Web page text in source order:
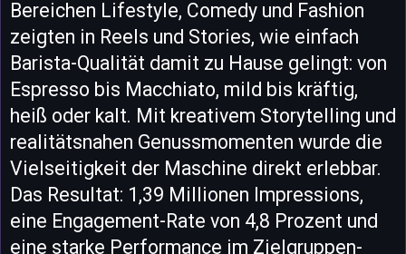
Bereichen Lifestyle, Comedy und Fashion
zeigten in Reels und Stories, wie einfach
Barista-Qualität damit zu Hause gelingt: von
Espresso bis Macchiato, mild bis kräftig,
heiß oder kalt. Mit kreativem Storytelling und
realitätsnahen Genussmomenten wurde die
Vielseitigkeit der Maschine direkt erlebbar.
Das Resultat: 1,39 Millionen Impressions,
eine Engagement-Rate von 4,8 Prozent und
eine starke Performance im Zielgruppen-